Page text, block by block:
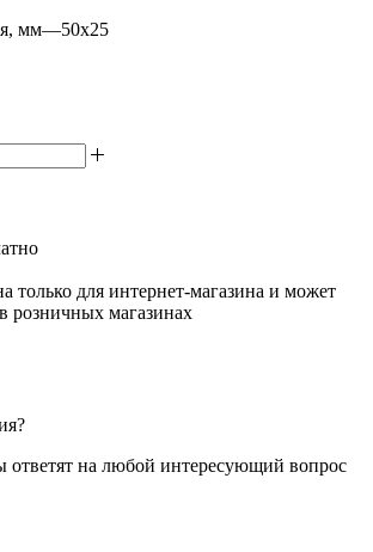
мм—50x25
только для интернет-магазина и может
розничных магазинах
ответят на любой интересующий вопрос